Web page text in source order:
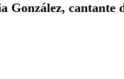
González, cantante